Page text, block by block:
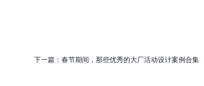
下一篇： 春节期间，那些优秀的大厂活动设计案例合集